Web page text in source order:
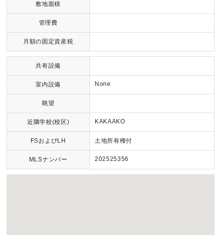
敷地面積
管理費
月額の固定資産税
共有設備
室内設備 None
眺望
近隣学校(校区) KAKAAKO
FSおよびLH 土地所有権付
MLSナンバー 202525356